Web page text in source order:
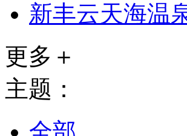
新丰云天海温
更多＋
主题：